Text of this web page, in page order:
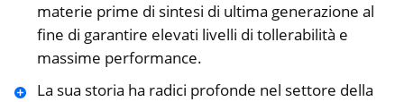
materie prime di sintesi di ultima generazione al
fine di garantire elevati livelli di tollerabilità e
massime performance.
La sua storia ha radici profonde nel settore della